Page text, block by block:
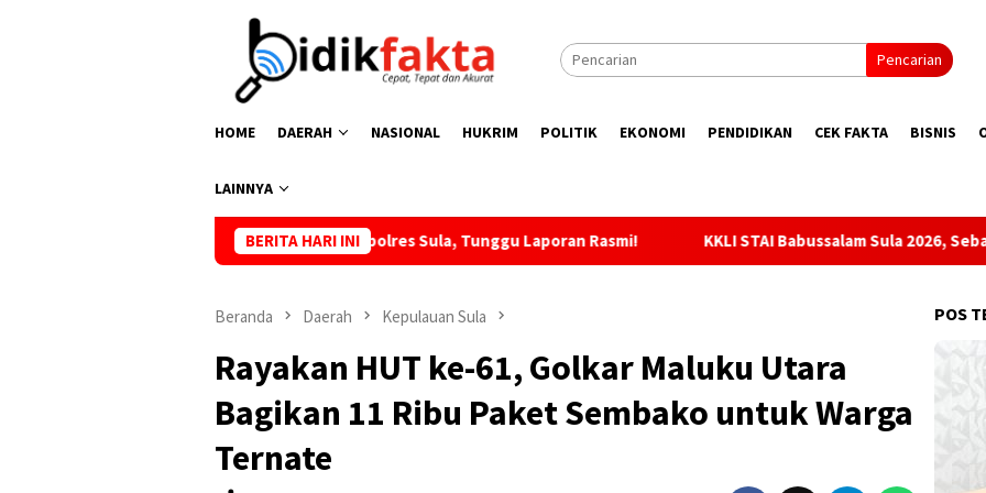
Pencarian
HOME DAERAH NASIONAL HUKRIM POLITIK EKONOMI PENDIDIKAN CEK FAKTA BISNIS
LAINNYA
BERITA HARI INI
Karyawan di PT MTP, Kapolres Sula, Tunggu Laporan Rasmi! KKLI STAI Babussalam Sula 2026, Sebanyak 65 Mahasiswa
Beranda Daerah Kepulauan Sula
Rayakan HUT ke-61, Golkar Maluku Utara
Bagikan 11 Ribu Paket Sembako untuk Warga
Ternate
POS